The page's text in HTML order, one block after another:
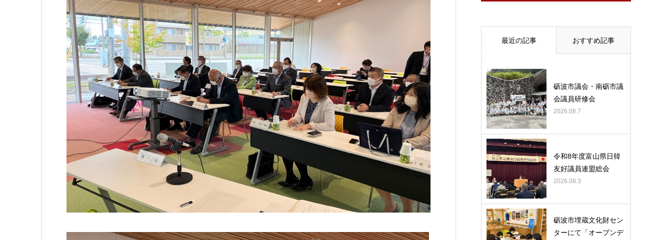
最近の記事 おすすめ記事
砺波市議会・南砺市議
会議員研修会
2026.08.7
令和8年度富山県日韓
友好議員連盟総会
2026.08.3
砺波市埋蔵文化財セン
ターにて「オープンデ